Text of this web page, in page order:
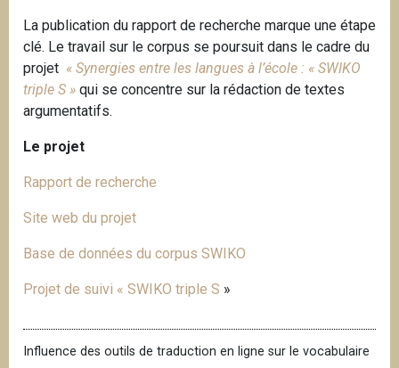
La publication du rapport de recherche marque une étape
clé. Le travail sur le corpus se poursuit dans le cadre du
projet « Synergies entre les langues à l’école : « SWIKO
triple S » qui se concentre sur la rédaction de textes
argumentatifs.
Le projet
Rapport de recherche
Site web du projet
Base de données du corpus SWIKO
Projet de suivi « SWIKO triple S »
Influence des outils de traduction en ligne sur le vocabulaire